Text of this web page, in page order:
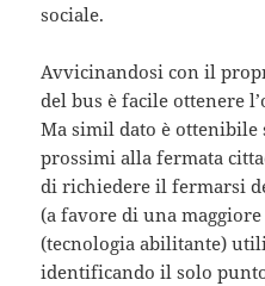
sociale.
Avvicinandosi con il
del bus è facile ottenere
Ma simil dato è ottenibile
prossimi alla fermata
di richiedere il fermarsi
(a favore di una
(tecnologia abilitante)
identificando il solo